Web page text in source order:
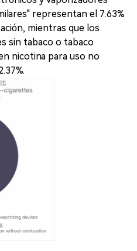
representan el 7.63%
mientras que los
sin tabaco o tabaco
nicotina para uso no